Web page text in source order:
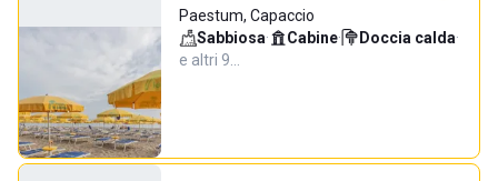
Paestum, Capaccio
Sabbiosa· Cabine· Doccia calda·
e altri 9…